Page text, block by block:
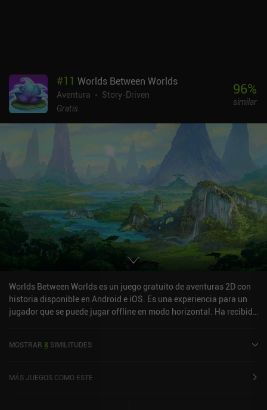
#11 Worlds Between Worlds
Aventura
Story-Driven
Gratis
96%
similar
Worlds Between Worlds es un juego gratuito de aventuras 2D con
historia disponible en Android e iOS. Es una experiencia para un
jugador que se puede jugar offline en modo horizontal. Ha recibido
valoración actual de 4,5 sobre 5,0 en Google Play y de 4,8 sobre 5,0
MOSTRAR 8 SIMILITUDES
MÁS JUEGOS COMO ESTE